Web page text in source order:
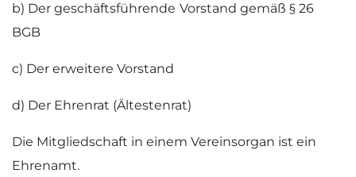
b) Der geschäftsführende Vorstand gemäß § 26
BGB
c) Der erweitere Vorstand
d) Der Ehrenrat (Ältestenrat)
Die Mitgliedschaft in einem Vereinsorgan ist ein
Ehrenamt.